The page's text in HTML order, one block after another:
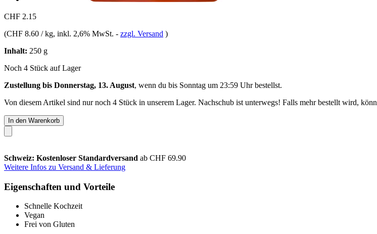
CHF 2.15
(CHF 8.60 / kg, inkl. 2,6% MwSt. - zzgl. Versand )
Inhalt: 250 g
Noch 4 Stück auf Lager
Zustellung bis Donnerstag, 13. August, wenn du bis Sonntag um 23:59 Uhrbestellst.
Von diesem Artikel sind nur noch 4 Stück in unserem Lager. Nachschub ist unterwegs! Falls mehr bestellt wird,
In den Warenkorb
Schweiz: Kostenloser Standardversand ab CHF 69.90
Weitere Infos zu Versand & Lieferung
Eigenschaften und Vorteile
Schnelle Kochzeit
Vegan
Frei von Gluten